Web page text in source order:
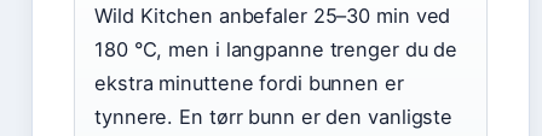
Wild Kitchen anbefaler 25–30 min ved
180 °C, men i langpanne trenger du de
ekstra minuttene fordi bunnen er
tynnere. En tørr bunn er den vanligste